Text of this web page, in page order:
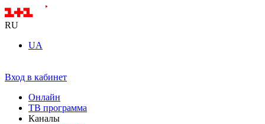
RU
UA
Вход в кабинет
Онлайн
ТВ программа
Каналы